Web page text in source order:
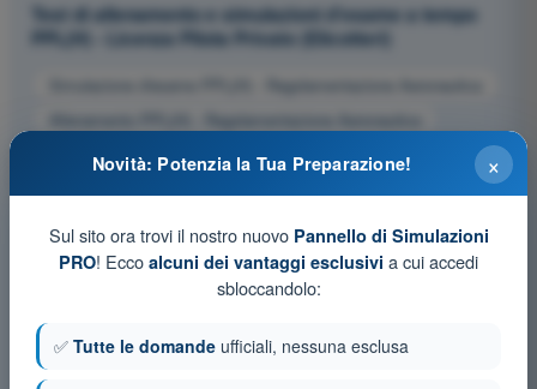
Test di allenamento e simulazioni d'esame a tempo
PPL(H) - Licenza Pilota Privato (Elicotteri)
Simulazione d'esame PPL(H) - Regolamentazione Aeronautica
Allenamento PPL(H) - Regolamentazione Aeronautica
Esame in PDF PPL(H) - Regolamentazione Aeronautica
×
Novità: Potenzia la Tua Preparazione!
Sul sito ora trovi il nostro nuovo Pannello di Simulazioni
PRO! Ecco alcuni dei vantaggi esclusivi a cui accedi
sbloccandolo:
✅ Tutte le domande ufficiali, nessuna esclusa